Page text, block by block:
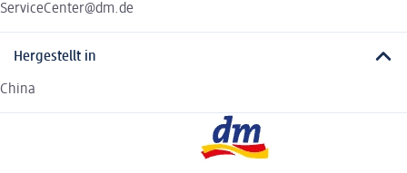
ServiceCenter@dm.de
Hergestellt in
China